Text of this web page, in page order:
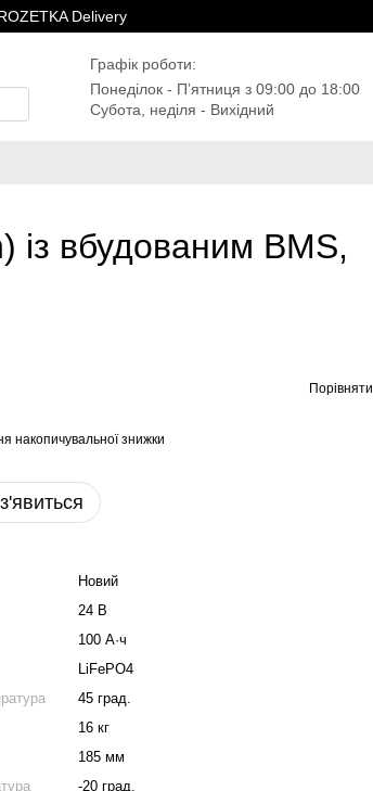
Delivery
Графік роботи:
Понеділок - Пʼятниця з 09:00 до 18:00
Субота, неділя - Вихідний
вбудованим BMS,
Порівняти
накопичувальної знижки
Новий
24 В
100 А·ч
LiFePO4
45 град.
16 кг
185 мм
-20 град.